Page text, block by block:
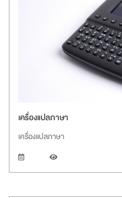
เครื่องแปลภาษา
เครื่องแปลภาษา